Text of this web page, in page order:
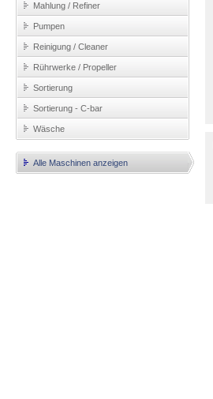
Mahlung / Refiner
Pumpen
Reinigung / Cleaner
Rührwerke / Propeller
Sortierung
Sortierung - C-bar
Wäsche
Alle Maschinen anzeigen